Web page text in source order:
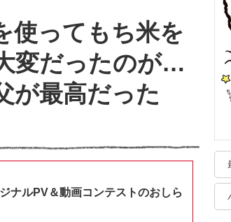
使ってもち米を
変だったのが…
が最高だった
ナルPV＆動画コンテストのおしら